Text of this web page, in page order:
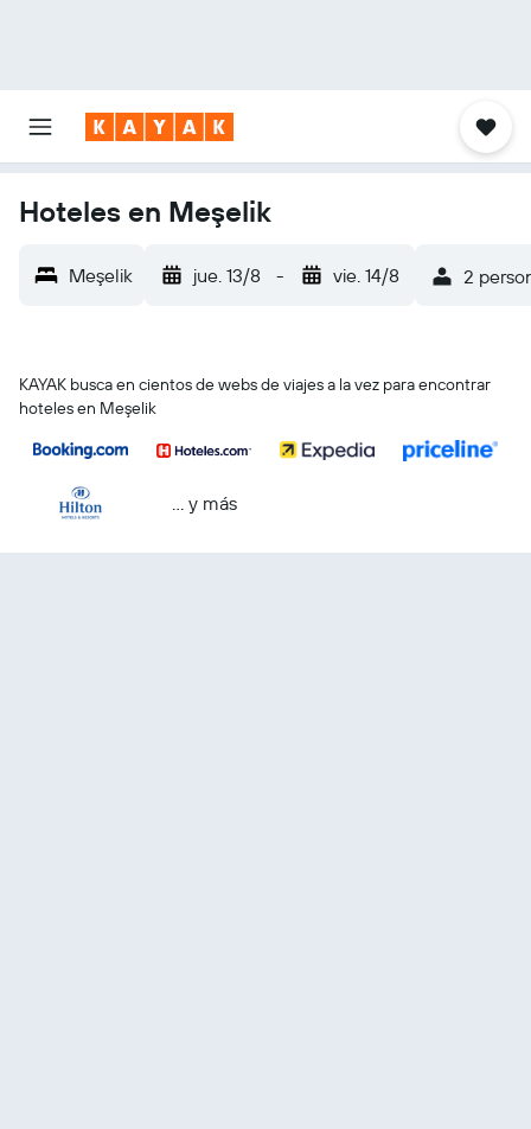
Hoteles en Meşelik
Meşelik jue. 13/8 - vie. 14/8 2
KAYAK busca en cientos de webs de viajes a la vez para encontrar
hoteles en Meşelik
… y más